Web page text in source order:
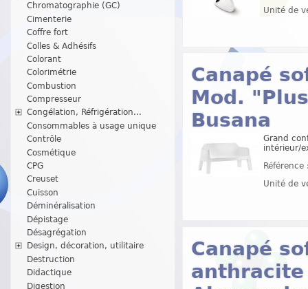
Chromatographie (GC)
Cimenterie
Coffre fort
Colles & Adhésifs
Colorant
Colorimétrie
Combustion
Compresseur
Congélation, Réfrigération...
Consommables à usage unique
Contrôle
Cosmétique
CPG
Creuset
Cuisson
Déminéralisation
Dépistage
Désagrégation
Design, décoration, utilitaire
Destruction
Didactique
Digestion
Unité de
Canapé
Mod.
Busana
Grand
intérieur/
Unité de
Canapé